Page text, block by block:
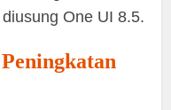
One UI 8.5.